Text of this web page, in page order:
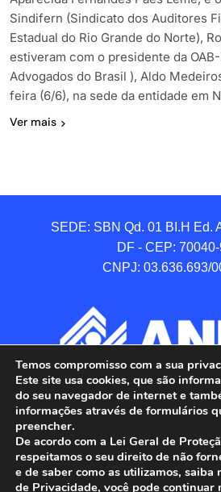
Sindifern (Sindicato dos Auditores
Estadual do Rio Grande do Norte),
estiveram com o presidente da
Advogados do Brasil ), Aldo
feira (6/6), na sede da entidade em
Ver mais
SEDE: SBN Qd. 01 BI.H Ed.
DF - CEP:
CNPJ: 03.636.693/
Temos compromisso com a sua
Este site usa cookies, que são
do seu navegador de internet e
informações através de formulários
preencher.
De acordo com a Lei Geral de
respeitamos o seu direito de não
e de saber como as utilizamos, saiba
de Privacidade, você pode continuar